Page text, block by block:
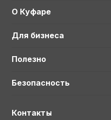
О Куфаре
Для бизнеса
Полезно
Безопасность
Контакты